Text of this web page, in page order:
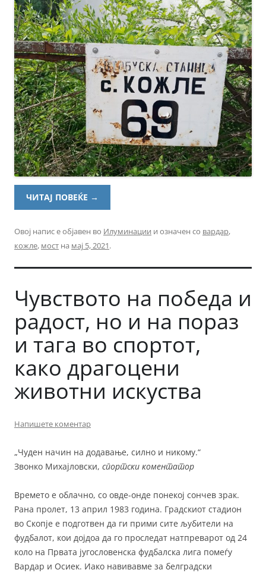
ЧИТАЈ ПОВЕЌЕ →
Овој напис е објавен во Илуминации и означен со вардар,
кожле, мост на мај 5, 2021.
Чувството на победа и
радост, но и на пораз
и тага во спортот,
како драгоцени
животни искуства
Напишете коментар
„Чуден начин на додавање, силно и никому.“
Звонко Михајловски, спортски коментатор
Времето е облачно, со овде-онде понекој сончев зрак.
Рана пролет, 13 април 1983 година. Градскиот стадион
во Скопје е подготвен да ги прими сите љубители на
фудбалот, кои дојдоа да го проследат натпреварот од 24
коло на Првата југословенска фудбалска лига помеѓу
Вардар и Осиек. Иако навивавме за белградски